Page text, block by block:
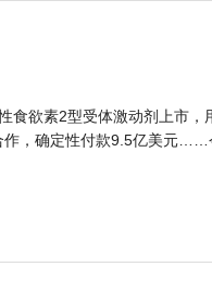
食欲素2型受体激动剂上市
，确定性付款9.5亿美元……